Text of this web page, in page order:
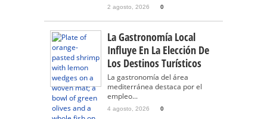
2 agosto, 2026 0
La Gastronomía Local
Influye En La Elección De
Los Destinos Turísticos
La gastronomía del área
mediterránea destaca por el
empleo...
4 agosto, 2026 0